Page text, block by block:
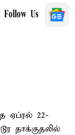
Follow Us
ஏப்ரல் 22-
தாக்குதலில்